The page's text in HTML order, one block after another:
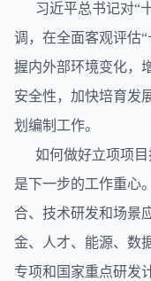
习近平总书记对“
调，在全面客观评估
握内外部环境变化，
安全性，加快培育发
划编制工作。
如何做好立项项目
是下一步的工作重心
合、技术研发和场景
金、人才、能源、数
专项和国家重点研发